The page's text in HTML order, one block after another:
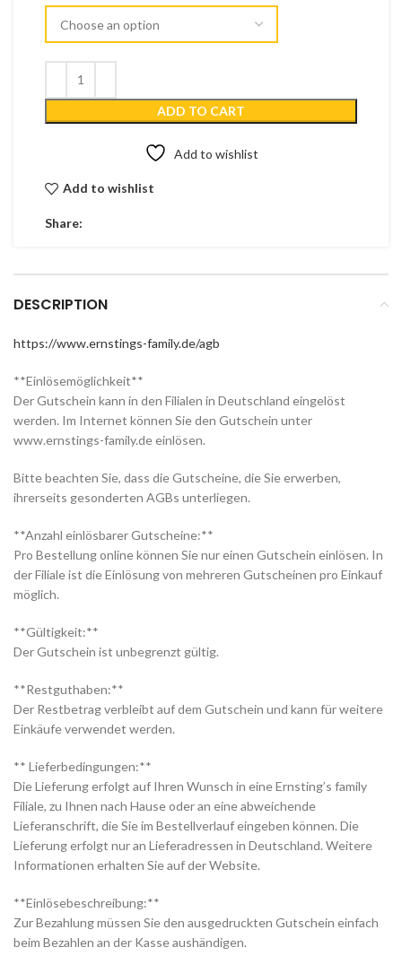
ADD TO CART
Add to wishlist
Add to wishlist
Share:
DESCRIPTION
https://www.ernstings-family.de/agb
**Einlösemöglichkeit**
Der Gutschein kann in den Filialen in Deutschland eingelöst
werden. Im Internet können Sie den Gutschein unter
www.ernstings-family.de einlösen.
Bitte beachten Sie, dass die Gutscheine, die Sie erwerben,
ihrerseits gesonderten AGBs unterliegen.
**Anzahl einlösbarer Gutscheine:**
Pro Bestellung online können Sie nur einen Gutschein einlösen. In
der Filiale ist die Einlösung von mehreren Gutscheinen pro Einkauf
möglich.
**Gültigkeit:**
Der Gutschein ist unbegrenzt gültig.
**Restguthaben:**
Der Restbetrag verbleibt auf dem Gutschein und kann für weitere
Einkäufe verwendet werden.
** Lieferbedingungen:**
Die Lieferung erfolgt auf Ihren Wunsch in eine Ernsting’s family
Filiale, zu Ihnen nach Hause oder an eine abweichende
Lieferanschrift, die Sie im Bestellverlauf eingeben können. Die
Lieferung erfolgt nur an Lieferadressen in Deutschland. Weitere
Informationen erhalten Sie auf der Website.
**Einlösebeschreibung:**
Zur Bezahlung müssen Sie den ausgedruckten Gutschein einfach
beim Bezahlen an der Kasse aushändigen.